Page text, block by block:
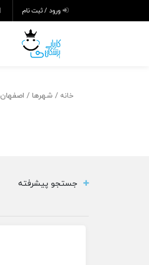
ورود / ثبت نام
خانه / شهرها / اصفهان
جستجو پیشرفته